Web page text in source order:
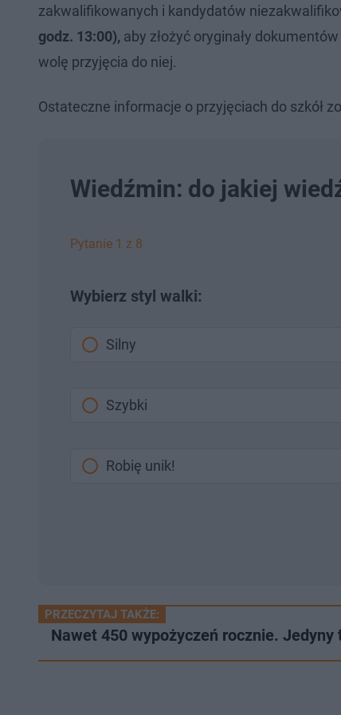
zakwalifikowanych i kandydatów
godz. 13:00), aby złożyć oryginały
wolę przyjęcia do niej.
Ostateczne informacje o przyjęciach do szkół
Wiedźmin: do jakiej
Pytanie 1 z 8
Wybierz styl walki:
Silny
Szybki
Robię unik!
PRZECZYTAJ TAKŻE:
Nawet 450 wypożyczeń rocznie.